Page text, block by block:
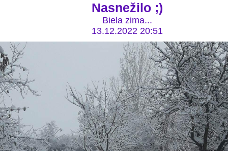
Nasnežilo ;)
Biela zima...
13.12.2022 20:51